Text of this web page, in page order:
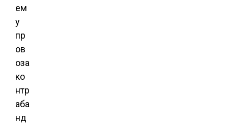
ем
у
пр
ов
оза
ко
нтр
аба
нд